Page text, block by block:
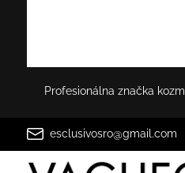
Profesionálna značka
esclusivosro@gmail.com